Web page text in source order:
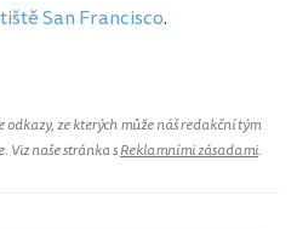
San Francisco.
ze kterých může náš redakční tým
Viz naše stránka sReklamními zásadami.